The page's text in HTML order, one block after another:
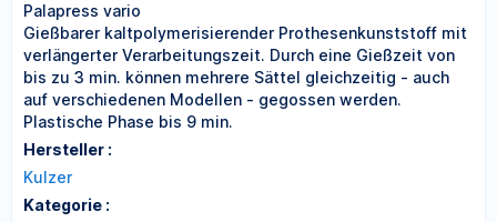
Palapress vario
Gießbarer kaltpolymerisierender Prothesenkunststoff mit
verlängerter Verarbeitungszeit. Durch eine Gießzeit von
bis zu 3 min. können mehrere Sättel gleichzeitig - auch
auf verschiedenen Modellen - gegossen werden.
Plastische Phase bis 9 min.
Hersteller :
Kulzer
Kategorie :